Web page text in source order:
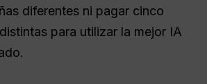
diferentes ni pagar cinco
para utilizar la mejor IA